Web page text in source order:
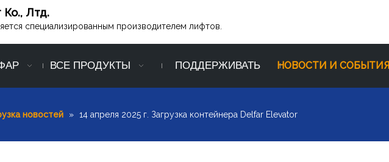
Лтд.
специализированным производителем лифтов.
ВСЕ ПРОДУКТЫ ПОДДЕРЖИВАТЬ НОВОСТИ И СОБЫТИЯ
новостей » 14 апреля 2025 г. Загрузка контейнера Delfar Elevator